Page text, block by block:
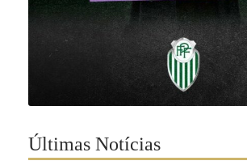
Últimas Notícias